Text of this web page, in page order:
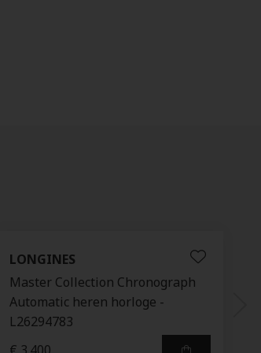
LONGINES
Master Collection Chronograph
Automatic heren horloge -
L26294783